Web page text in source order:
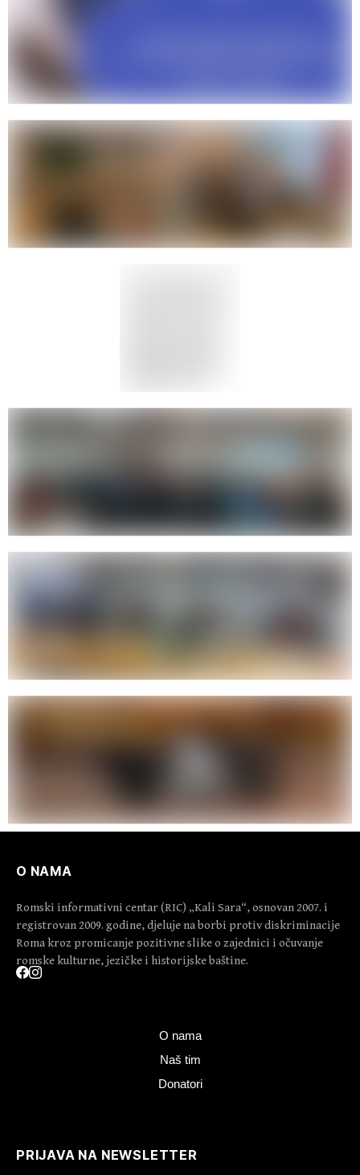
O NAMA
Romski informativni centar (RIC) „Kali Sara“, osnovan 2007. i
registrovan 2009. godine, djeluje na borbi protiv diskriminacije
Roma kroz promicanje pozitivne slike o zajednici i očuvanje
romske kulturne, jezičke i historijske baštine.
O nama
Naš tim
Donatori
PRIJAVA NA NEWSLETTER